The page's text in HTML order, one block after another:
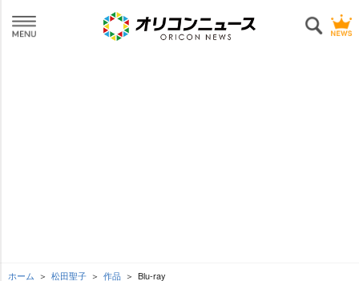
ホーム 松田聖子 作品 Blu-ray